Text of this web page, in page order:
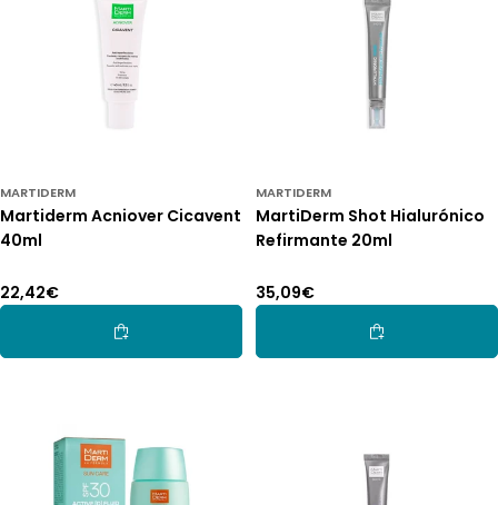
MARTIDERM
Martiderm Acniover Cicavent
40ml
Preço
normal
22,42€
Adicionar Ao Carrinho
MARTIDERM
MartiDerm Shot Hialurónico
Refirmante 20ml
Preço
normal
35,09€
Adicionar Ao